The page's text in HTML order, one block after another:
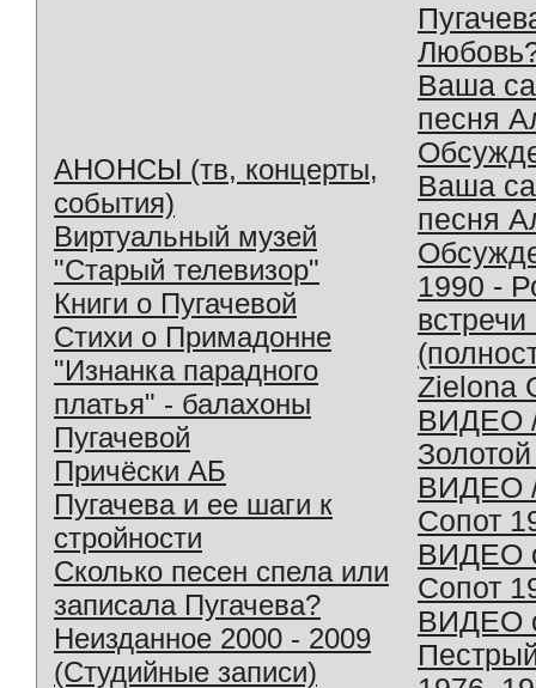
АНОНСЫ (тв, концерты,
события)
Виртуальный музей
"Старый телевизор"
Книги о Пугачевой
Стихи о Примадонне
"Изнанка парадного
платья" - балахоны
Пугачевой
Причёски АБ
Пугачева и ее шаги к
стройности
Сколько песен спела или
записала Пугачева?
Неизданное 2000 - 2009
(Студийные записи)
Ваша
песня
Ваша
песня
1990 -
Zielona
ВИДЕО
ВИДЕО
Сопот
ВИДЕО
Сопот
ВИДЕО